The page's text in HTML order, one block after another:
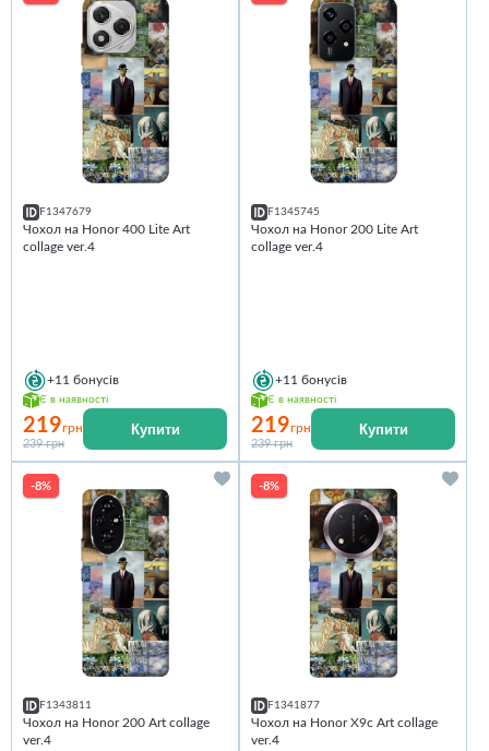
F1347679
Чохол на Honor 400 Lite Art
collage ver.4
+11 бонусів
Є в наявності
219грн
239 грн
Купити
F1345745
Чохол на Honor 200 Lite Art
collage ver.4
+11 бонусів
Є в наявності
219грн
239 грн
Купити
-8%
F1343811
Чохол на Honor 200 Art collage
ver.4
-8%
F1341877
Чохол на Honor X9c Art collage
ver.4